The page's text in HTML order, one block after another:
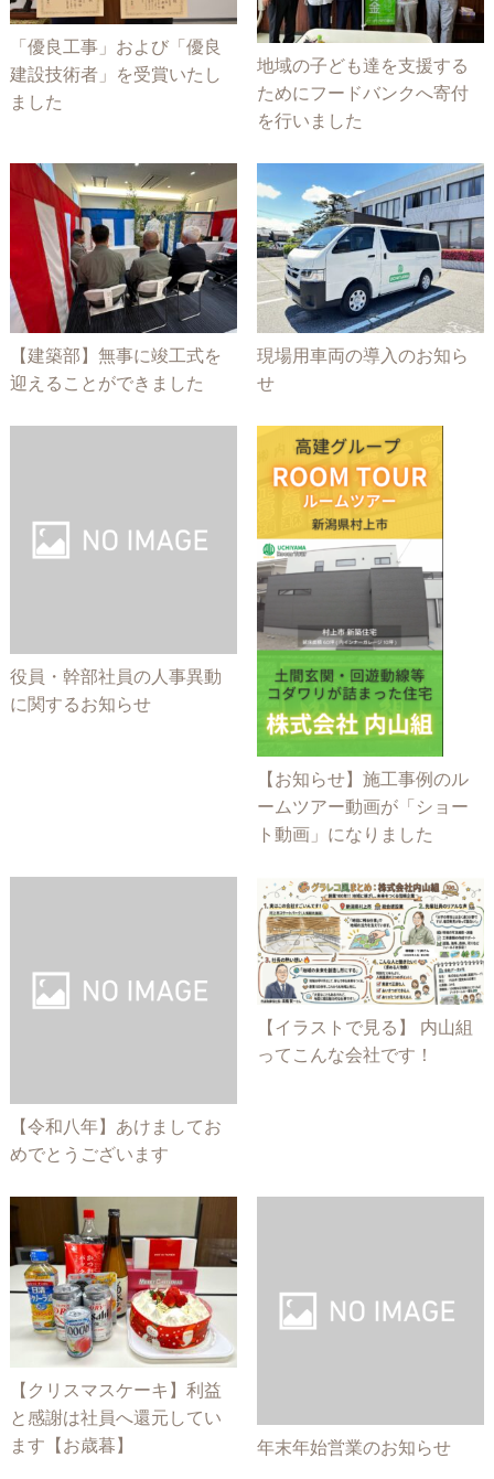
「優良工事」および「優良
建設技術者」を受賞いたし
ました
地域の子ども達を支援する
ためにフードバンクへ寄付
を行いました
【建築部】無事に竣工式を
迎えることができました
現場用車両の導入のお知ら
せ
役員・幹部社員の人事異動
に関するお知らせ
【お知らせ】施工事例のル
ームツアー動画が「ショー
ト動画」になりました
【令和八年】あけましてお
めでとうございます
【イラストで見る】 内山組
ってこんな会社です！
【クリスマスケーキ】利益
と感謝は社員へ還元してい
ます【お歳暮】
年末年始営業のお知らせ